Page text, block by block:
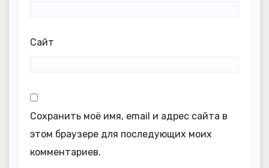
Сайт
Сохранить моё имя, email и адрес сайта в
этом браузере для последующих моих
комментариев.